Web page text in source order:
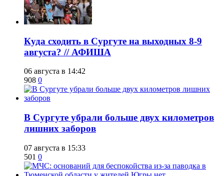
​Куда сходить в Сургуте на выходных 8-9
августа? // АФИША
06 августа в 14:42
908 0
​В Сургуте убрали больше двух километров
лишних заборов
07 августа в 15:33
501 0